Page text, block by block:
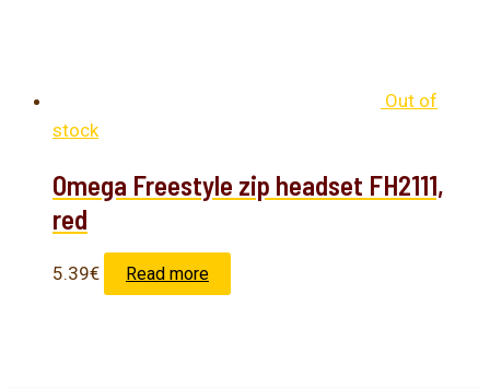
Out of
stock
Omega Freestyle zip headset FH2111,
red
5.39€ Read more